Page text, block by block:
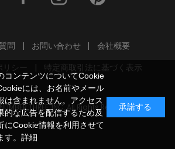
問 お問い合わせ
会社概要
リシー
特定商取引法に基づく表示
THREE, INC. All Rights Reserved.
コンテンツについてCookie
には、お名前やメール
は含まれません。アクセス
的な広告を配信するため及
にCookie情報を利用させて
。 詳細
承諾する